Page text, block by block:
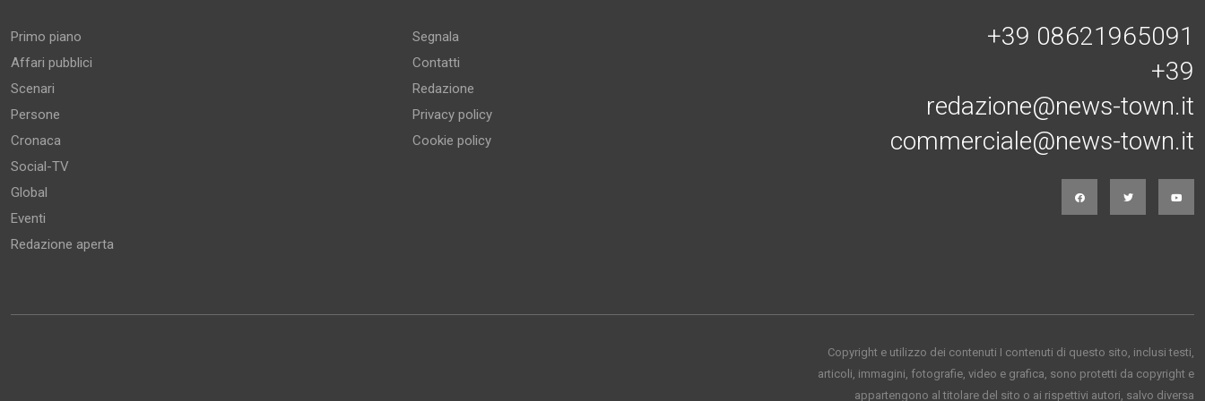
Primo piano
Affari pubblici
Scenari
Persone
Cronaca
Social-TV
Global
Eventi
Redazione aperta
Segnala
Contatti
Redazione
Privacy policy
Cookie policy
+39 08621965091
+39
redazione@news-town.it
commerciale@news-town.it
Copyright e utilizzo dei contenuti I contenuti di questo sito, inclusi testi,
articoli, immagini, fotografie, video e grafica, sono protetti da copyright e
appartengono al titolare del sito o ai rispettivi autori, salvo diversa